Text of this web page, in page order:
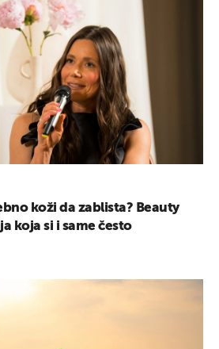
koži da zablista? Beauty
koja si i same često